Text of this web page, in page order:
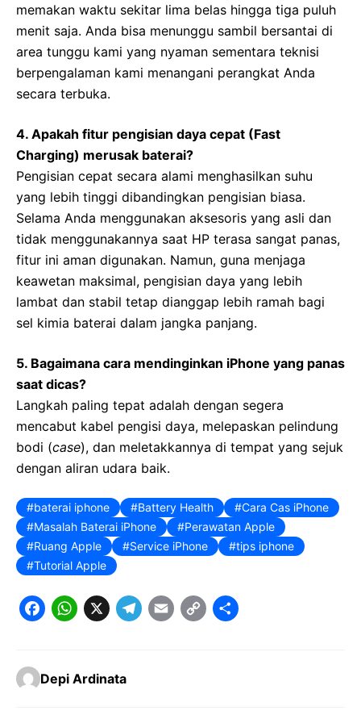
memakan waktu sekitar lima belas hingga tiga puluh
menit saja. Anda bisa menunggu sambil bersantai di
area tunggu kami yang nyaman sementara teknisi
berpengalaman kami menangani perangkat Anda
secara terbuka.
4. Apakah fitur pengisian daya cepat (Fast
Charging) merusak baterai?
Pengisian cepat secara alami menghasilkan suhu
yang lebih tinggi dibandingkan pengisian biasa.
Selama Anda menggunakan aksesoris yang asli dan
tidak menggunakannya saat HP terasa sangat panas,
fitur ini aman digunakan. Namun, guna menjaga
keawetan maksimal, pengisian daya yang lebih
lambat dan stabil tetap dianggap lebih ramah bagi
sel kimia baterai dalam jangka panjang.
5. Bagaimana cara mendinginkan iPhone yang panas
saat dicas?
Langkah paling tepat adalah dengan segera
mencabut kabel pengisi daya, melepaskan pelindung
bodi (case), dan meletakkannya di tempat yang sejuk
dengan aliran udara baik.
baterai iphone Battery Health
Cara Cas iPhone
Masalah Baterai iPhone
Perawatan Apple
Ruang Apple
Service iPhone
tips iphone
Tutorial Apple
F
c
e
W
t
X T
e
E C S
Depi Ardinata